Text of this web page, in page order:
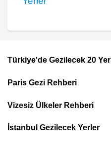
Top
Menu
Türkiye'de Gezilecek 20 Yer
Paris Gezi Rehberi
Vizesiz Ülkeler Rehberi
İstanbul Gezilecek Yerler